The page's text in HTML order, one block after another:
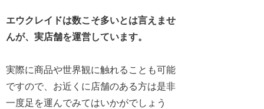
エウクレイドは数こそ多いとは言えませ
んが、実店舗を運営しています。
実際に商品や世界観に触れることも可能
ですので、お近くに店舗のある方は是非
一度足を運んでみてはいかがでしょう